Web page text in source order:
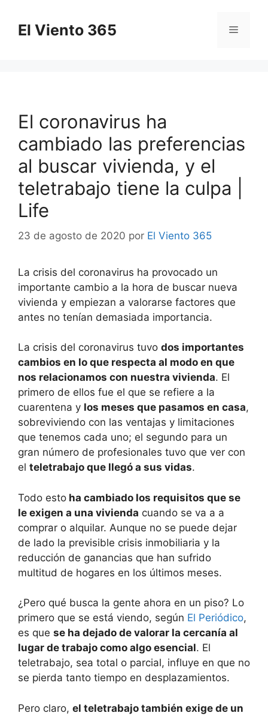
contenido
El Viento 365 Menú
El coronavirus ha
cambiado las preferencias
al buscar vivienda, y el
teletrabajo tiene la culpa |
Life
23 de agosto de 2020 por El Viento 365
La crisis del coronavirus ha provocado un
importante cambio a la hora de buscar nueva
vivienda y empiezan a valorarse factores que
antes no tenían demasiada importancia.
La crisis del coronavirus tuvo dos importantes
cambios en lo que respecta al modo en que
nos relacionamos con nuestra vivienda. El
primero de ellos fue el que se refiere a la
cuarentena y los meses que pasamos en casa,
sobreviviendo con las ventajas y limitaciones
que tenemos cada uno; el segundo para un
gran número de profesionales tuvo que ver con
el teletrabajo que llegó a sus vidas.
Todo esto ha cambiado los requisitos que se
le exigen a una vivienda cuando se va a a
comprar o alquilar. Aunque no se puede dejar
de lado la previsible crisis inmobiliaria y la
reducción de ganancias que han sufrido
multitud de hogares en los últimos meses.
¿Pero qué busca la gente ahora en un piso? Lo
primero que se está viendo, según El Periódico,
es que se ha dejado de valorar la cercanía al
lugar de trabajo como algo esencial. El
teletrabajo, sea total o parcial, influye en que no
se pierda tanto tiempo en desplazamientos.
Pero claro, el teletrabajo también exige de un